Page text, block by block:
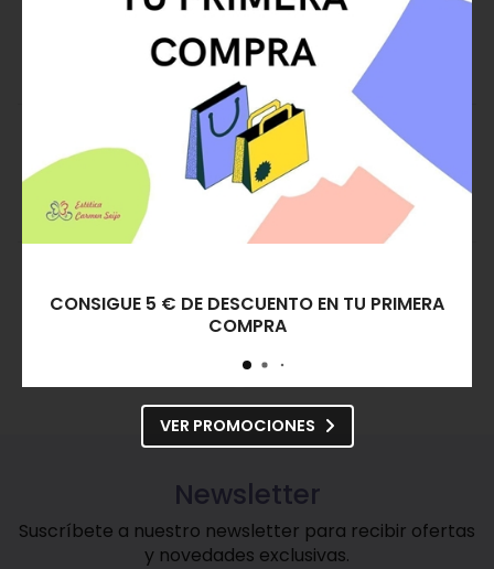
Envío gratis a partir de €*
consulta condiciones
¡Síguenos en las redes!
¿Necesitas ayuda?
ENVIAR EMAIL
Newsletter
Suscríbete a nuestro newsletter para recibir ofertas
y novedades exclusivas.
REGALO ESPONJA DESMAQUILLANTE
VER PROMOCIONES